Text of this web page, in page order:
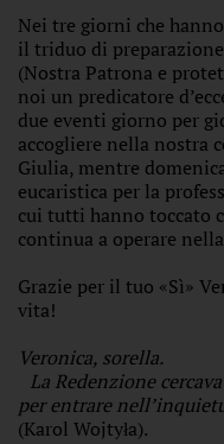
Nei tre giorni che
il triduo di
(Nostra Patrona e
noi un predicatore
due eventi giorno per
accogliere nella nostra
Giulia, mentre
eucaristica per la
cui tutti hanno toccato
continua a operare
Grazie per il tuo «Sì»
vita!
Veronica, sorella.
La Redenzione
per entrare
(Karol Wojtyła).